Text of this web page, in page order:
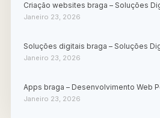
Criação websites braga – Soluções
Janeiro 23, 2026
Soluções digitais braga – Soluções
Janeiro 23, 2026
Apps braga – Desenvolvimento Web
Janeiro 23, 2026